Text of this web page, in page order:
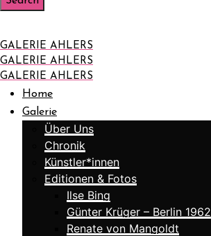
GALERIE AHLERS
GALERIE AHLERS
GALERIE AHLERS
Home
Galerie
Über Uns
Chronik
Künstler*innen
Editionen & Fotos
Ilse Bing
Günter Krüger – Berlin 1962
Renate von Mangoldt